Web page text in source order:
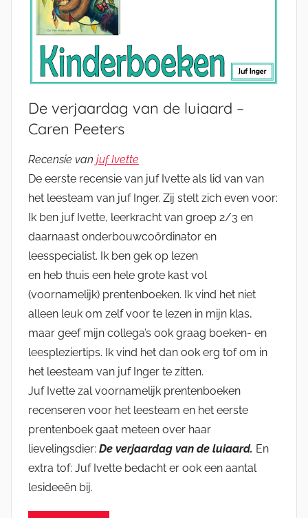
De verjaardag van de luiaard –
Caren Peeters
Recensie van juf Ivette
De eerste recensie van juf Ivette als lid van van
het leesteam van juf Inger. Zij stelt zich even voor:
Ik ben juf Ivette, leerkracht van groep 2/3 en
daarnaast onderbouwcoördinator en
leesspecialist. Ik ben gek op lezen
en heb thuis een hele grote kast vol
(voornamelijk) prentenboeken. Ik vind het niet
alleen leuk om zelf voor te lezen in mijn klas,
maar geef mijn collega’s ook graag boeken- en
leespleziertips. Ik vind het dan ook erg tof om in
het leesteam van juf Inger te zitten.
Juf Ivette zal voornamelijk prentenboeken
recenseren voor het leesteam en het eerste
prentenboek gaat meteen over haar
lievelingsdier: De verjaardag van de luiaard. En
extra tof: Juf Ivette bedacht er ook een aantal
lesideeën bij.